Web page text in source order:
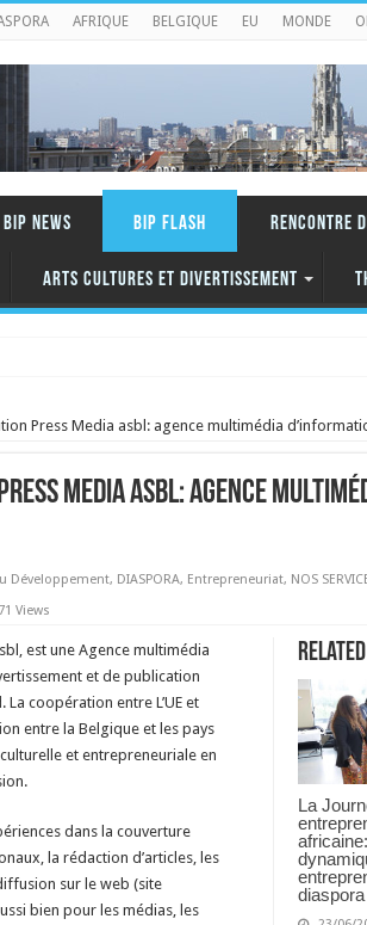
AFRIQUE BELGIQUE EU MONDE
BIP NEWS BIP FLASH RENCONTRE
ARTS CULTURES ET DIVERTISSEMENT
Press Media asbl: agence multimédia
Media asbl: agence
Développement, DIASPORA, Entrepreneuriat, NOS
Views
La
est une Agence multimédia
et de publication
coopération entre L’UE et
entre la Belgique et les pays
et entrepreneuriale en
dans la couverture
la rédaction d’articles, les
sur le web (site
bien pour les médias, les